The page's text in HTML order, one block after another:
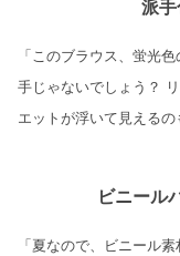
派
「このブラウス、蛍光
手じゃないでしょう？
エットが浮いて見えるの
ビニール
「夏なので、ビニール